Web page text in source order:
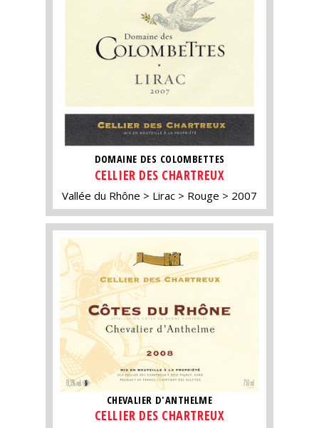
DOMAINE DES COLOMBETTES
CELLIER DES CHARTREUX
Vallée du Rhône Lirac Rouge 2007
CHEVALIER D'ANTHELME
CELLIER DES CHARTREUX